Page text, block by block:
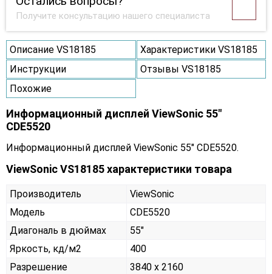
Получите консультацию нашего специалиста
Описание VS18185
Характеристики VS18185
Инструкции
Отзывы VS18185
Похожие
Информационный дисплей ViewSonic 55"
CDE5520
Информационный дисплей ViewSonic 55" CDE5520.
ViewSonic VS18185 характеристики товара
Производитель
ViewSonic
Модель
CDE5520
Диагональ в дюймах
55"
Яркость, кд/м2
400
Разрешение
3840 x 2160